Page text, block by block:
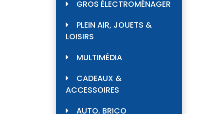
GROS ÉLECTROMÉNAGER
PLEIN AIR, JOUETS &
LOISIRS
MULTIMÉDIA
CADEAUX &
ACCESSOIRES
AUTO, BRICO